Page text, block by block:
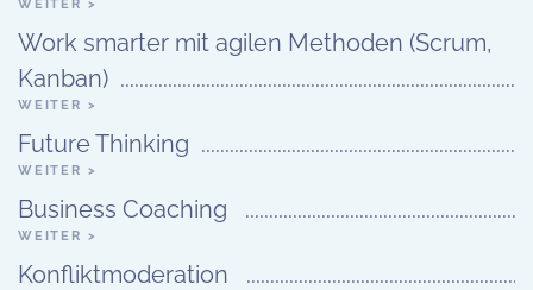
WEITER >
Work smarter mit agilen Methoden (Scrum,
Kanban)
WEITER >
Future Thinking
WEITER >
Business Coaching
WEITER >
Konfliktmoderation